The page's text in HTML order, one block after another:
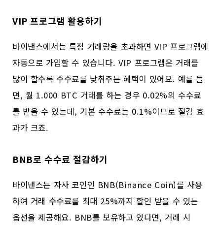
VIP 프로그램 활용하기
바이낸스에서는 특정 거래량을 초과하면 VIP 프로그램에
자동으로 가입할 수 있습니다. VIP 프로그램은 거래를
많이 할수록 수수료를 낮춰주는 혜택이 있어요. 예를 들
면, 월 1.000 BTC 거래를 하는 경우 0.02%의 수수료
를 받을 수 있는데, 기본 수수료는 0.1%이므로 절감 효
과가 크죠.
BNB로 수수료 절감하기
바이낸스는 자사 코인인 BNB(Binance Coin)를 사용
하여 거래 수수료를 최대 25%까지 할인 받을 수 있는
옵션을 제공해요. BNB를 보유하고 있다면, 거래 시